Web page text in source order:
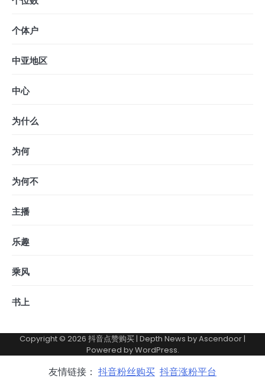
个体户
中亚地区
中心
为什么
为何
为何不
主播
乐趣
乘风
书上
Copyright © 2026 抖音点赞购买 | Depth News byAscendoor |
Powered byWordPress.
友情链接： 抖音粉丝购买 抖音涨粉平台